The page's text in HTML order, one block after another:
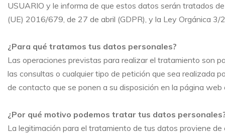
USUARIO y le informa de que estos datos serán tratados
(UE) 2016/679, de 27 de abril (GDPR), y la Ley Orgánica 3/
¿Para qué tratamos tus datos personales?
Las operaciones previstas para realizar el tratamiento son
las consultas o cualquier tipo de petición que sea realizada
de contacto que se ponen a su disposición en la página web
¿Por qué motivo podemos tratar tus datos
La legitimación para el tratamiento de tus datos proviene